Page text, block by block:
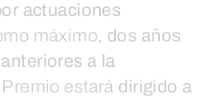
actuaciones
máximo, dos años
a la
estará dirigido a